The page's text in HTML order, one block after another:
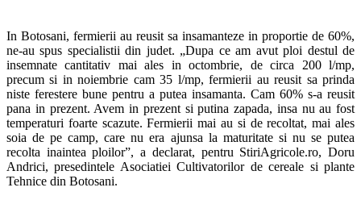
In Botosani, fermierii au reusit sa insamanteze in proportie de 60%,
ne-au spus specialistii din judet. „Dupa ce am avut ploi destul de
insemnate cantitativ mai ales in octombrie, de circa 200 l/mp,
precum si in noiembrie cam 35 l/mp, fermierii au reusit sa prinda
niste ferestere bune pentru a putea insamanta. Cam 60% s-a reusit
pana in prezent. Avem in prezent si putina zapada, insa nu au fost
temperaturi foarte scazute. Fermierii mai au si de recoltat, mai ales
soia de pe camp, care nu era ajunsa la maturitate si nu se putea
recolta inaintea ploilor”, a declarat, pentru StiriAgricole.ro, Doru
Andrici, presedintele Asociatiei Cultivatorilor de cereale si plante
Tehnice din Botosani.